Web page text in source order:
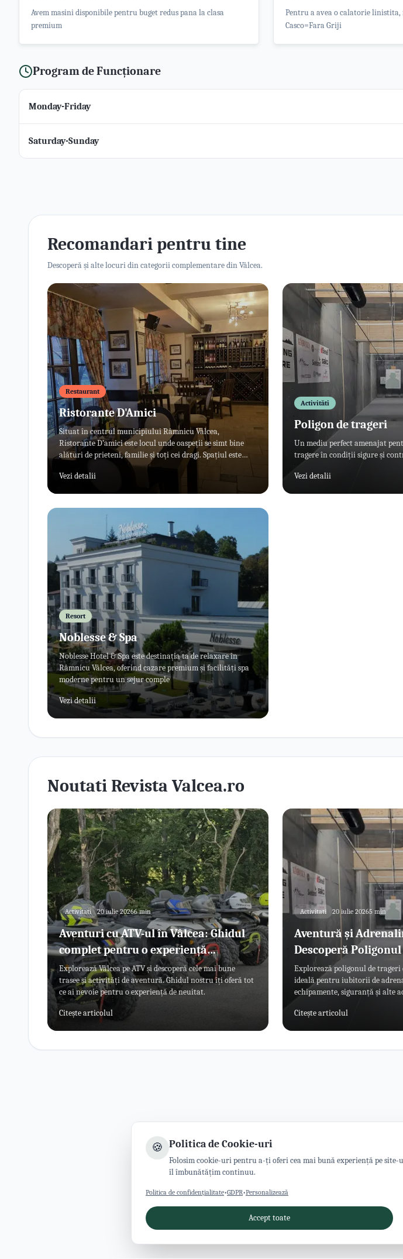
Avem masini disponibile pentru buget redus pana la clasa
premium
Pentru a avea o calatorie
Casco=Fara Griji
Program de Funcționare
Monday-Friday
Saturday-Sunday
Recomandari pentru tine
Descoperă și alte locuri din categorii complementare din Vâlcea.
Restaurant
Ristorante D'Amici
Situat în centrul municipiului Râmnicu Vâlcea,
Ristorante D’amici este locul unde oaspeții se simt bine
alături de prieteni, familie și toți cei dragi. Spațiul este
unul primitor, creat special pentru momentele de relaxare
și pentru cei care vor să se bucure de o masă de calitate.
Vezi detalii
Activităti
Poligon de trageri
Un mediu perfect amenajat
tragere în condiții sigure și
Vezi detalii
Resort
Noblesse & Spa
Noblesse Hotel & Spa este destinația ta de relaxare în
Râmnicu Vâlcea, oferind cazare premium și facilități spa
moderne pentru un sejur comple
Vezi detalii
Noutati Revista Valcea.ro
Activitati 20 iulie 20266 min
Aventuri cu ATV-ul în Vâlcea: Ghidul
complet pentru o experiență
memorabilă
Explorează Vâlcea pe ATV și descoperă cele mai bune
trasee și activități de aventură. Ghidul nostru îți oferă tot
ce ai nevoie pentru o experiență de neuitat.
Citește articolul
Activitati 20 iulie 20265 min
Aventură și
Descoperă
Activitățile Extreme
Explorează poligonul de trageri
ideală pentru iubitorii de
echipamente, siguranță și alte
Citește articolul
🍪 Politica de Cookie-uri
Folosim cookie-uri pentru a-ți oferi cea mai bună experiență pe site-
îl îmbunătățim continuu.
Politica de confidențialitate•GDPR•Personalizează
Accept toate